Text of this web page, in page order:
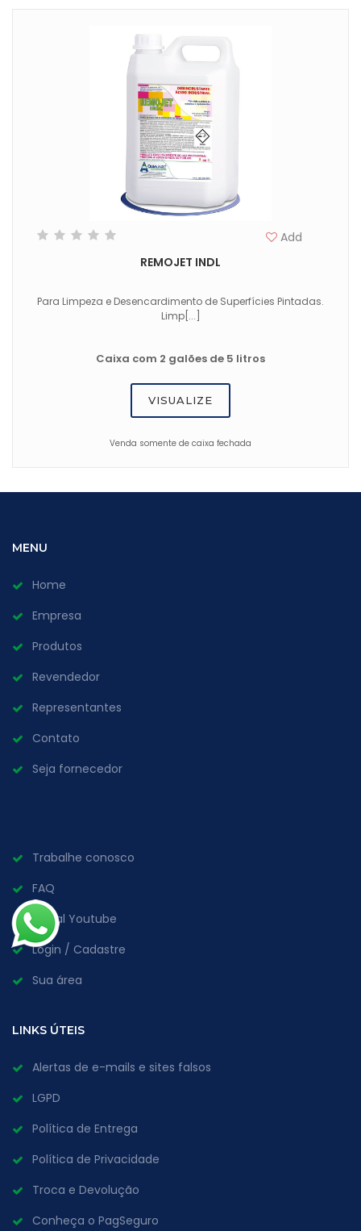
Add
REMOJET INDL
Para Limpeza e Desencardimento de Superfícies Pintadas.
Limp[...]
Caixa com 2 galões de 5 litros
VISUALIZE
Venda somente de caixa fechada
MENU
Home
Empresa
Produtos
Revendedor
Representantes
Contato
Seja fornecedor
Trabalhe conosco
FAQ
Canal Youtube
Login / Cadastre
Sua área
LINKS ÚTEIS
Alertas de e-mails e sites falsos
LGPD
Política de Entrega
Política de Privacidade
Troca e Devolução
Conheça o PagSeguro